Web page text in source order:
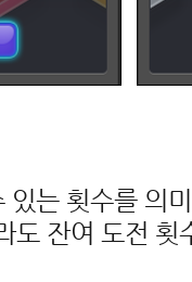
있는 횟수를 의
도 잔여 도전